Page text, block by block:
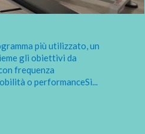
più utilizzato, un
gli obiettivi da
frequenza
o performanceSi...